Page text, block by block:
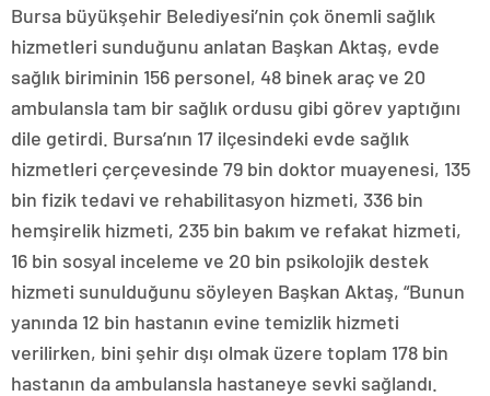
Bursa büyükşehir Belediyesi’nin çok önemli sağlık
hizmetleri sunduğunu anlatan Başkan Aktaş, evde
sağlık biriminin 156 personel, 48 binek araç ve 20
ambulansla tam bir sağlık ordusu gibi görev yaptığını
dile getirdi. Bursa’nın 17 ilçesindeki evde sağlık
hizmetleri çerçevesinde 79 bin doktor muayenesi, 135
bin fizik tedavi ve rehabilitasyon hizmeti, 336 bin
hemşirelik hizmeti, 235 bin bakım ve refakat hizmeti,
16 bin sosyal inceleme ve 20 bin psikolojik destek
hizmeti sunulduğunu söyleyen Başkan Aktaş, “Bunun
yanında 12 bin hastanın evine temizlik hizmeti
verilirken, bini şehir dışı olmak üzere toplam 178 bin
hastanın da ambulansla hastaneye sevki sağlandı.